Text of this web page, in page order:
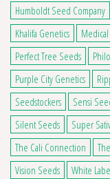
Humboldt Seed Company
Khalifa Genetics
Perfect Tree Seeds
Purple City Genetics
Seedstockers
Sensi
Silent Seeds
Super
The Cali Connection
Vision Seeds
White